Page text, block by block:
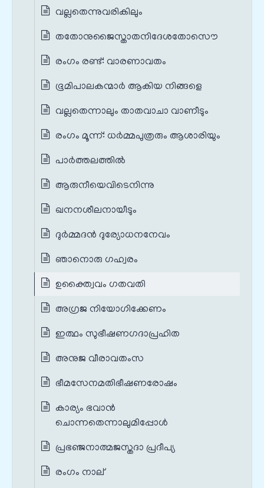
വല്ലതെന്നുവരികിലും
തതോനുജൈസ്താതനിദേശതോസൌ
രംഗം രണ്ട്: വാരണാവതം
ഭൂമിപാലകന്മാര്‍ ആകിയ നിങ്ങളെ
വല്ലതെന്നാലും താതവാചാ വാണീടും
രംഗം മൂന്ന്: ധര്‍മ്മപുത്രരും ആശാരിയും
പാര്‍ത്തലത്തില്‍
ആരുനീയെവിടെനിന്നു
ഖനനശീലനായീടും
ദുര്‍മ്മദന്‍ ദുര്യോധനനേവം
ഞാനൊരു ഗഹ്വരം
ഉക്ത്വൈവം ഗതവതി
അഗ്രജ നിയോഗിക്കേണം
ഇത്ഥം സുഭീഷണഗദാപ്രഹിത
അനുജ വീരാവതംസ
ഭീമസേനമതിഭീഷണരോഷം
കാര്യം ഭവാന്‍
ചൊന്നതെന്നാലുമിപ്പോള്‍
പ്രഭഞ്ജനാത്മജസ്തദാ പ്രദീപ്യ
രംഗം നാല്‌